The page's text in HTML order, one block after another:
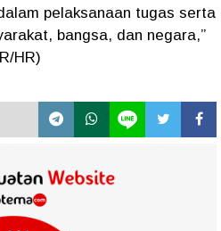
pelaksanaan tugas serta
bangsa, dan negara,”
HR)